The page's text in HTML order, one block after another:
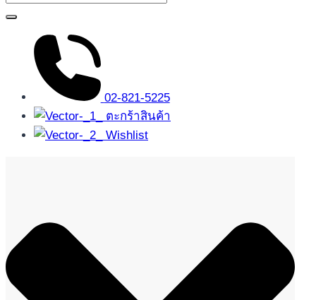
02-821-5225
ตะกร้าสินค้า
Wishlist